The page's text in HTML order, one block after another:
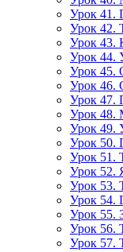
Урок 41.
Урок 42.
Урок 43.
Урок 44.
Урок 45.
Урок 46.
Урок 47.
Урок 48.
Урок 49.
Урок 50.
Урок 51.
Урок 52.
Урок 53.
Урок 54.
Урок 55.
Урок 56.
Урок 57.